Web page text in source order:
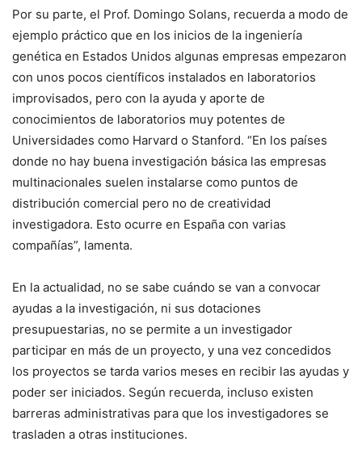
Por su parte, el Prof. Domingo Solans, recuerda a modo de
ejemplo práctico que en los inicios de la ingeniería
genética en Estados Unidos algunas empresas empezaron
con unos pocos científicos instalados en laboratorios
improvisados, pero con la ayuda y aporte de
conocimientos de laboratorios muy potentes de
Universidades como Harvard o Stanford. “En los países
donde no hay buena investigación básica las empresas
multinacionales suelen instalarse como puntos de
distribución comercial pero no de creatividad
investigadora. Esto ocurre en España con varias
compañías”, lamenta.
En la actualidad, no se sabe cuándo se van a convocar
ayudas a la investigación, ni sus dotaciones
presupuestarias, no se permite a un investigador
participar en más de un proyecto, y una vez concedidos
los proyectos se tarda varios meses en recibir las ayudas y
poder ser iniciados. Según recuerda, incluso existen
barreras administrativas para que los investigadores se
trasladen a otras instituciones.